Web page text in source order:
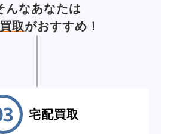
んなあなたは
取がおすすめ！
宅配買取